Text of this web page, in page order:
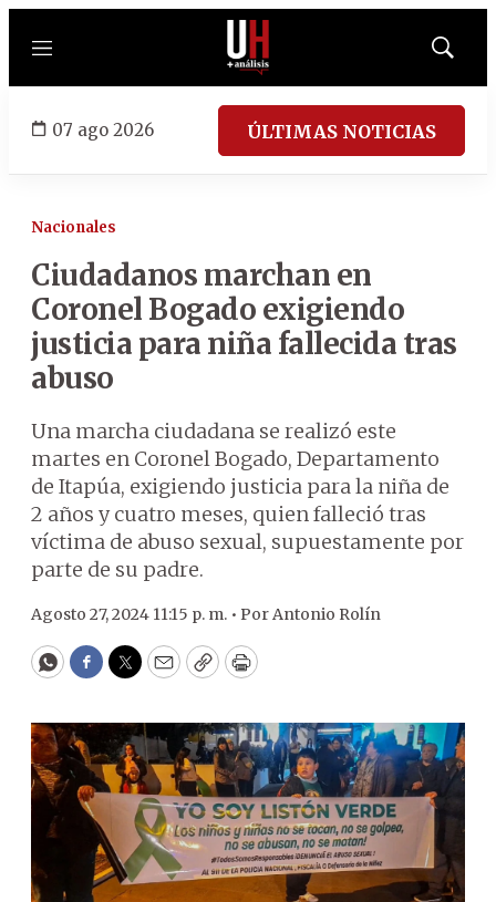
Menú
Mostrar
07 ago 2026 ÚLTIMAS NOTICIAS
Nacionales
Ciudadanos marchan en
Coronel Bogado exigiendo
justicia para niña fallecida tras
abuso
Una marcha ciudadana se realizó este
martes en Coronel Bogado, Departamento
de Itapúa, exigiendo justicia para la niña de
2 años y cuatro meses, quien falleció tras
víctima de abuso sexual, supuestamente por
parte de su padre.
Agosto 27, 2024 11:15 p. m. • PorAntonio Rolín
WhatsApp
Facebook
Twitter
EmailCopyPrint